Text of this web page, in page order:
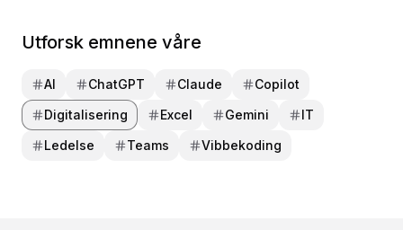
Utforsk emnene våre
AI ChatGPT Claude
Copilot
Digitalisering
Excel Gemini
IT
Ledelse
Teams Vibbekoding